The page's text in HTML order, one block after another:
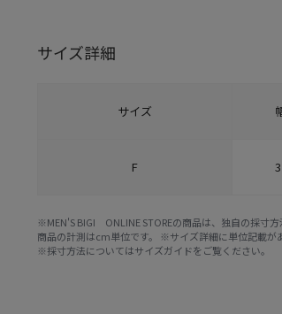
サイズ詳細
サイズ
F
※MEN'S BIGI ONLINE STOREの商品は、独自の採寸方
商品の計測はcm単位です。 ※サイズ詳細に単位記載が
※採寸方法についてはサイズガイドをご覧ください。